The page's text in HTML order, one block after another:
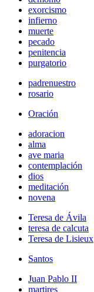
exorcismo
infierno
muerte
pecado
penitencia
purgatorio
padrenuestro
rosario
Oración
adoracion
alma
ave maria
contemplación
dios
meditación
novena
Teresa de Ávila
teresa de calcuta
Teresa de Lisieux
Santos
Juan Pablo II
martires